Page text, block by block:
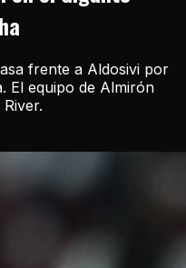
frente a Aldosivi por
El equipo de Almirón